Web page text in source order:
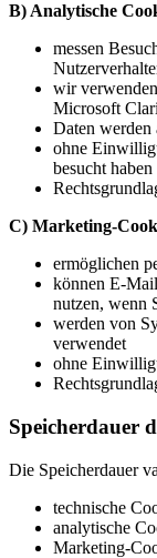
B) Analytische
messen
wir
Microsoft
Daten werden
ohne
besucht haben
C)
ermöglichen
können
nutzen, wenn
werden von
verwendet
ohne
Speicherdauer
Die Speicherdauer
technische
analytische